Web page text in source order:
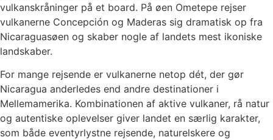
vulkanskråninger på et board. På øen Ometepe rejser
vulkanerne Concepción og Maderas sig dramatisk op fra
Nicaraguasøen og skaber nogle af landets mest ikoniske
landskaber.
For mange rejsende er vulkanerne netop dét, der gør
Nicaragua anderledes end andre destinationer i
Mellemamerika. Kombinationen af aktive vulkaner, rå natur
og autentiske oplevelser giver landet en særlig karakter,
som både eventyrlystne rejsende, naturelskere og